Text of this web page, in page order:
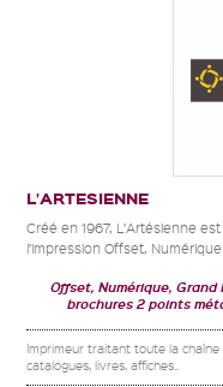
L’ARTESIENNE
Créé en 1967, L’Artésienne
l’impression Offset,
Offset, Numérique, Grand
brochures 2 points
Imprimeur traitant toute la
catalogues, livres, affiches..